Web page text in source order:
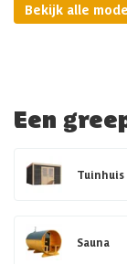
Bekijk alle
Een
Tuinhuis
Sauna